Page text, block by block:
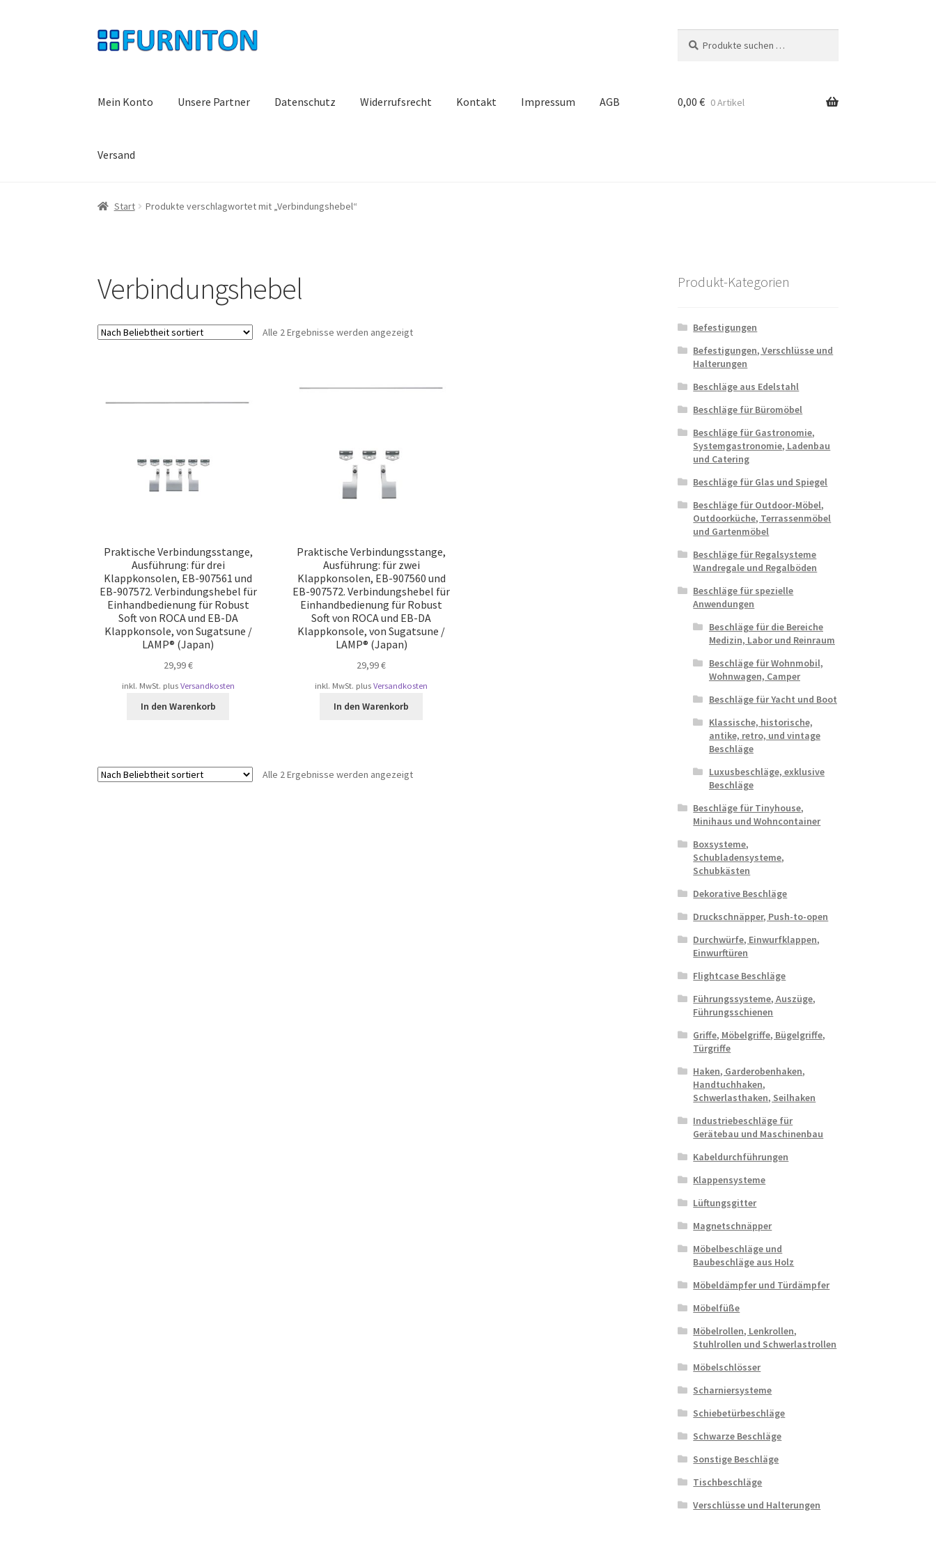
Zur
Navigation
Zum
Inhalt
nach:
Mein Konto Unsere Partner Datenschutz Widerrufsrecht Kontakt Impressum AGB
Versand
0,00 € 0 Artikel
Start Produkte verschlagwortet mit „Verbindungshebel“
Verbindungshebel
Alle 2 Ergebnisse werden angezeigtNach
Praktische Verbindungsstange,
Ausführung: für drei
Klappkonsolen, EB-907561 und
EB-907572. Verbindungshebel für
Einhandbedienung für Robust
Soft von ROCA und EB-DA
Klappkonsole, von Sugatsune /
LAMP® (Japan)
29,99€
inkl. MwSt. plus Versandkosten
In den Warenkorb
Praktische Verbindungsstange,
Ausführung: für zwei
Klappkonsolen, EB-907560 und
EB-907572. Verbindungshebel für
Einhandbedienung für Robust
Soft von ROCA und EB-DA
Klappkonsole, von Sugatsune /
LAMP® (Japan)
29,99€
inkl. MwSt. plusVersandkosten
In den Warenkorb
Alle 2 Ergebnisse werden angezeigtNach
Produkt-Kategorien
Befestigungen
Befestigungen, Verschlüsse und
Halterungen
Beschläge aus Edelstahl
Beschläge für Büromöbel
Beschläge für Gastronomie,
Systemgastronomie, Ladenbau
und Catering
Beschläge für Glas und Spiegel
Beschläge für Outdoor-Möbel,
Outdoorküche, Terrassenmöbel
und Gartenmöbel
Beschläge für Regalsysteme
Wandregale und Regalböden
Beschläge für spezielle
Anwendungen
Beschläge für die Bereiche
Medizin, Labor und Reinraum
Beschläge für Wohnmobil,
Wohnwagen, Camper
Beschläge für Yacht und Boot
Klassische, historische,
antike, retro, und vintage
Beschläge
Luxusbeschläge, exklusive
Beschläge
Beschläge für Tinyhouse,
Minihaus und Wohncontainer
Boxsysteme,
Schubladensysteme,
Schubkästen
Dekorative Beschläge
Druckschnäpper, Push-to-open
Durchwürfe, Einwurfklappen,
Einwurftüren
Flightcase Beschläge
Führungssysteme, Auszüge,
Führungsschienen
Griffe, Möbelgriffe, Bügelgriffe,
Türgriffe
Haken, Garderobenhaken,
Handtuchhaken,
Schwerlasthaken, Seilhaken
Industriebeschläge für
Gerätebau und Maschinenbau
Kabeldurchführungen
Klappensysteme
Lüftungsgitter
Magnetschnäpper
Möbelbeschläge und
Baubeschläge aus Holz
Möbeldämpfer und Türdämpfer
Möbelfüße
Möbelrollen, Lenkrollen,
Stuhlrollen und Schwerlastrollen
Möbelschlösser
Scharniersysteme
Schiebetürbeschläge
Schwarze Beschläge
Sonstige Beschläge
Tischbeschläge
Verschlüsse und Halterungen